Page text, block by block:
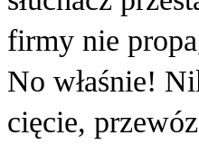
firmy nie
No właśnie!
cięcie,